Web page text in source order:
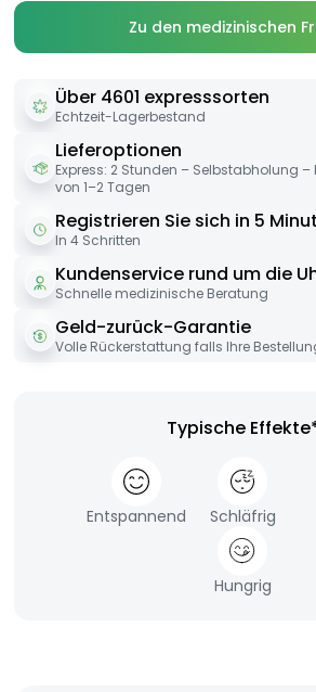
Zu den medizinischen
Über 4601 expresssorten
Echtzeit-Lagerbestand
Lieferoptionen
Express: 2 Stunden – Selbstabholung
von 1–2 Tagen
Registrieren Sie sich in 5
In 4 Schritten
Kundenservice rund um die
Schnelle medizinische Beratung
Geld-zurück-Garantie
Volle Rückerstattung falls Ihre
Typische
Entspannend Schläfrig
Hungrig